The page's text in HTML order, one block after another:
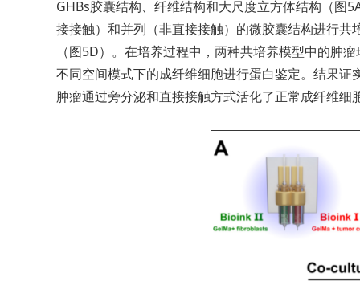
GHBs胶囊结构、纤维结构和大尺度立方体结构（图
接接触）和并列（非直接接触）的微胶囊结构进行
（图5D）。在培养过程中，两种共培养模型中的肿
不同空间模式下的成纤维细胞进行蛋白鉴定。结果
肿瘤通过旁分泌和直接接触方式活化了正常成纤维细